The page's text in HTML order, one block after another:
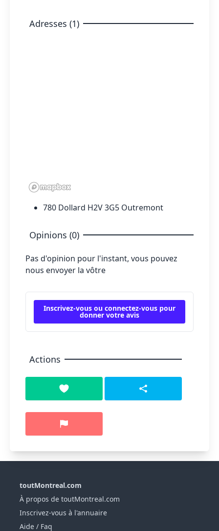
Adresses (1)
780 Dollard H2V 3G5 Outremont
Opinions (0)
Pas d'opinion pour l'instant, vous pouvez
nous envoyer la vôtre
Inscrivez-vous ou connectez-vous pour
donner votre avis
Actions
toutMontreal.com
À propos de toutMontreal.com
Inscrivez-vous à l'annuaire
Aide / Faq